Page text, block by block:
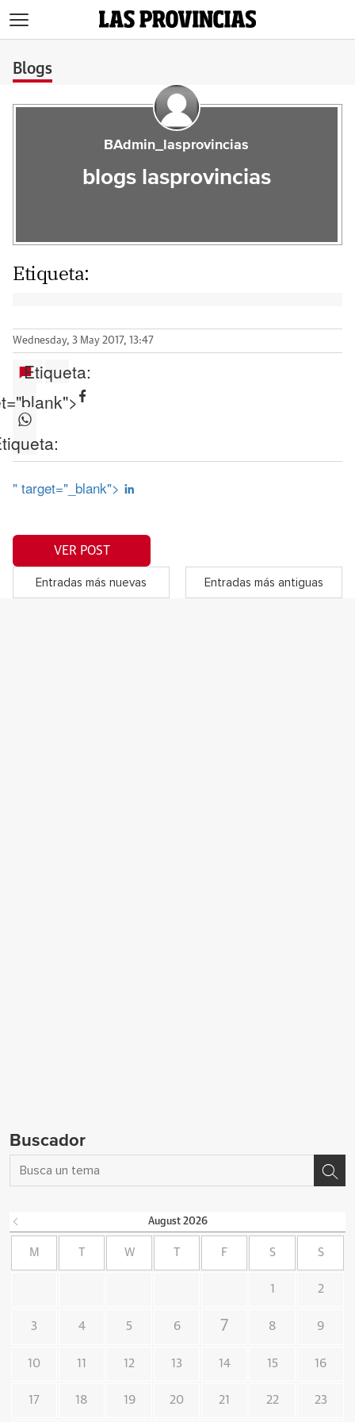
Blogs
BAdmin_lasprovincias
blogs lasprovincias
Etiqueta:
Wednesday, 3 May 2017, 13:47
Etiqueta:
" target="_blank">
VER POST
Entradas más nuevas Entradas más antiguas
Buscador
August 2026
M W F S S
1 2
3 4 5 6 7 8 9
10 11 12 13 14 15 16
17 18 19 20 21 22 23